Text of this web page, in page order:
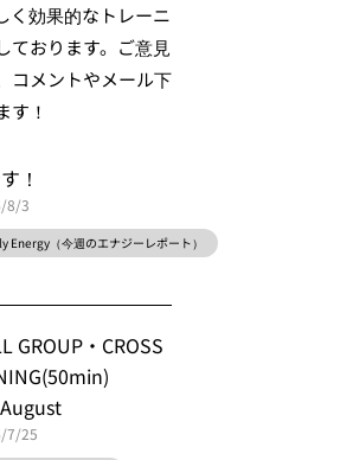
く効果的なトレーニ
ております。ご意見
コメントやメール下
す！
！
8/3
Energy（今週のエナジーレポート）
GROUP・CROSS
7/25